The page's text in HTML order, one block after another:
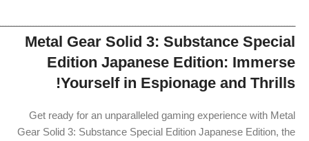
Metal Gear Solid 3: Substance Special
Edition Japanese Edition: Immerse
Yourself in Espionage and Thrills!
Get ready for an unparalleled gaming experience with Metal
Gear Solid 3: Substance Special Edition Japanese Edition, the